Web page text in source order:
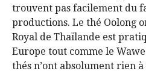
trouvent pas facilement du
productions. Le thé Oolong
Royal de Thaïlande est
Europe tout comme le
thés n’ont absolument rien